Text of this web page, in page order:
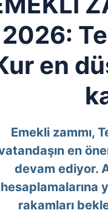
2026:
en
Emekli zammı,
en
devam ediyor.
hesaplamalarına
rakamları